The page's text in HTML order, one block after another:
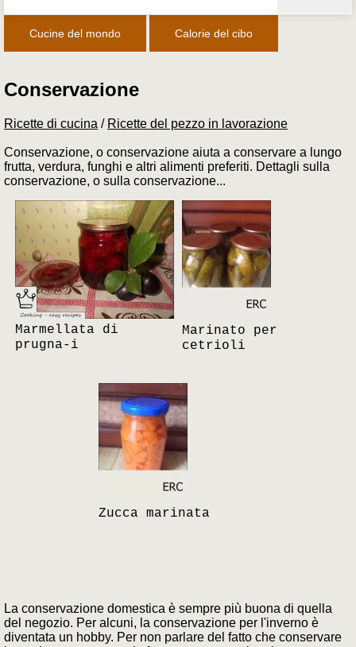
Cucine del mondo Calorie del cibo
Conservazione
Ricette di cucina / Ricette del pezzo in lavorazione
Conservazione, o conservazione aiuta a conservare a lungo
frutta, verdura, funghi e altri alimenti preferiti. Dettagli sulla
conservazione, o sulla conservazione...
Marmellata di
prugna-i
Marinato per
cetrioli
Zucca marinata
La conservazione domestica è sempre più buona di quella
del negozio. Per alcuni, la conservazione per l'inverno è
diventata un hobby. Per non parlare del fatto che conservare